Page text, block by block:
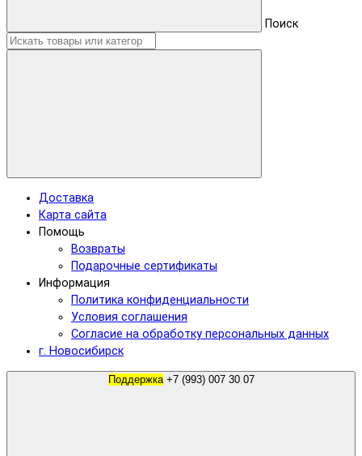
Поиск
Доставка
Карта сайта
Помощь
Возвраты
Подарочные сертификаты
Информация
Политика конфиденциальности
Условия соглашения
Согласие на обработку персональных данных
г. Новосибирск
Поддержка +7 (993) 007 30 07